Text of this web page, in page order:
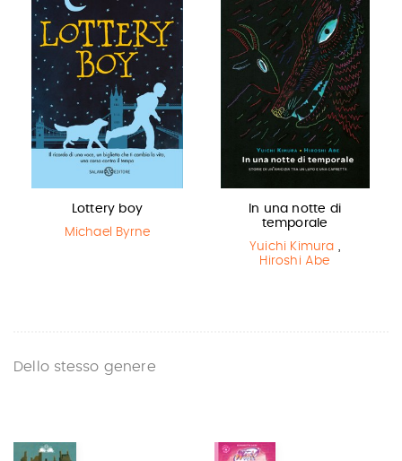
Lottery boy
Michael Byrne
In una notte di
temporale
Yuichi Kimura ,
Hiroshi Abe
Dello stesso genere